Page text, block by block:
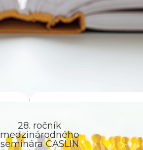
28. ročník
medzinárodného
seminára CASLIN